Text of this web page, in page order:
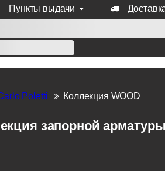
Пункты выдачи
Venezia, Fratelli, Tupai,
Poletti
Коллекция WOOD
запорной